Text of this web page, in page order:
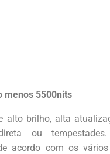
menos 5500nits
alto brilho, alta
ou
acordo com os